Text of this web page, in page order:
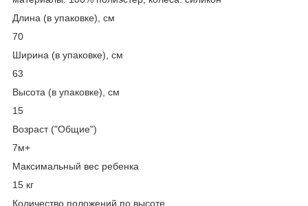
Длина (в упаковке), см
70
Ширина (в упаковке), см
63
Высота (в упаковке), см
15
Возраст ("Общие")
7м+
Максимальный вес ребенка
15 кг
Количество положений по высоте